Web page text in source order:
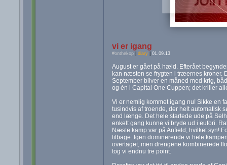
vi er igang
#onthekop diary 01.09.13
August er gået på hæld. Efterået
kan næsten se frygten i træernes kroner.
September bliver en måned med krig,
og én i Capital One Cuppen; det kriller
Vi er nemlig kommet igang nu! Sikke en
tusindvis af troende, der helt automatisk
end længe. Det hele startede ude på
enkelt gang kunne vi bryde ud i eufori.
Næste kamp var på Anfield; hvilket syn!
tilbage. Igen dominerende vi hele
overtaget, men drengene kombinerede
tog vi endnu tre point.